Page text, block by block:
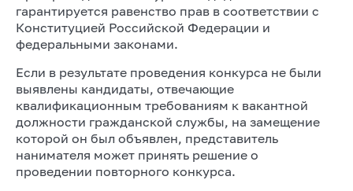
гарантируется равенство прав в соответствии с
Конституцией Российской Федерации и
федеральными законами.
Если в результате проведения конкурса не были
выявлены кандидаты, отвечающие
квалификационным требованиям к вакантной
должности гражданской службы, на замещение
которой он был объявлен, представитель
нанимателя может принять решение о
проведении повторного конкурса.